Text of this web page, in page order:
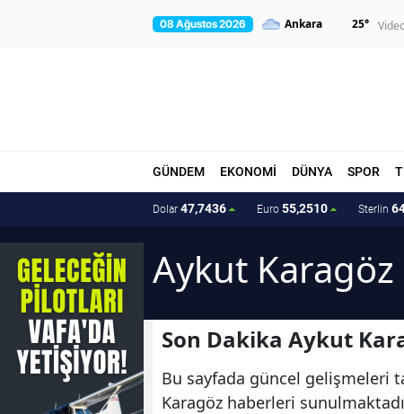
08 Ağustos 2026 25°
GÜNDEM EKONOMİ DÜNYA SPOR
Dolar 47,7436 Euro 55,2510 Sterlin
Aykut
Son Dakika Aykut
Bu sayfada güncel gelişmeleri
Karagöz haberleri